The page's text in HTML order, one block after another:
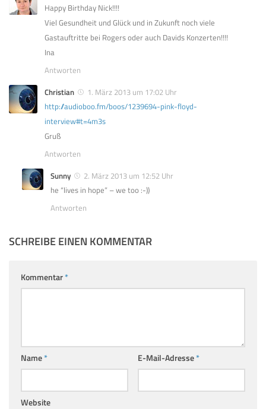
Happy Birthday Nick!!!!
Viel Gesundheit und Glück und in Zukunft noch viele
Gastauftritte bei Rogers oder auch Davids Konzerten!!!!
Ina
Antworten
Christian
1. März 2013 um 17:02 Uhr
http://audioboo.fm/boos/1239694-pink-floyd-
interview#t=4m3s
Gruß
Antworten
Sunny
2. März 2013 um 12:52 Uhr
he “lives in hope” – we too :-))
Antworten
SCHREIBE EINEN KOMMENTAR
Kommentar*
Name* E-Mail-Adresse*
Website